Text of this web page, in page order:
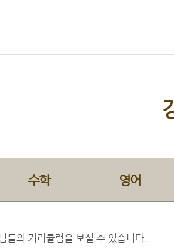
수학 영어
들의 커리큘럼을 보실 수 있습니다.